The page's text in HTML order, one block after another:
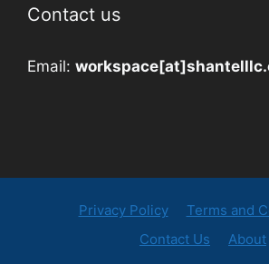
Contact us
Email:
Privacy Policy
Terms and
Contact Us
About